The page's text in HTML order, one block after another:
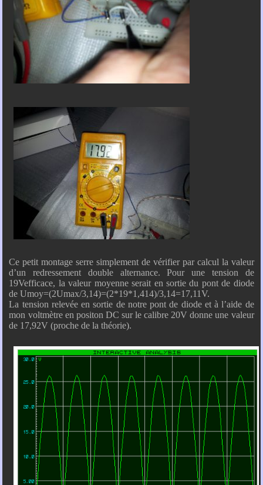
Ce petit montage serre simplement de vérifier par calcul la valeur
d’un redressement double alternance. Pour une tension de
19Vefficace, la valeur moyenne serait en sortie du pont de diode
de Umoy=(2Umax/3,14)=(2*19*1,414)/3,14=17,11V.
La tension relevée en sortie de notre pont de diode et à l’aide de
mon voltmètre en positon DC sur le calibre 20V donne une valeur
de 17,92V (proche de la théorie).